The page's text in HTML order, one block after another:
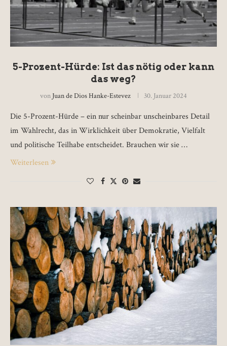
5-Prozent-Hürde: Ist das nötig oder kann
das weg?
von Juan de Dios Hanke-Estevez 30. Januar 2024
Die 5-Prozent-Hürde – ein nur scheinbar unscheinbares Detail
im Wahlrecht, das in Wirklichkeit über Demokratie, Vielfalt
und politische Teilhabe entscheidet. Brauchen wir sie …
Weiterlesen